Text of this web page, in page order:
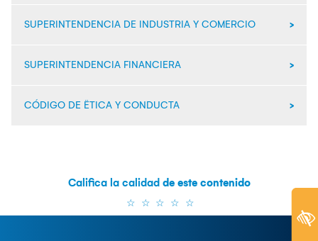
SUPERINTENDENCIA DE INDUSTRIA Y COMERCIO
Resolución 53990 Bancos
SUPERINTENDENCIA FINANCIERA
Circular Externa 026 de 2017 Superfinanciera
CÓDIGO DE ËTICA Y CONDUCTA
Califica la calidad de este contenido